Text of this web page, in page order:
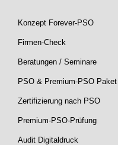
Navigation
überspringen
Konzept Forever-PSO
Firmen-Check
Beratungen / Seminare
PSO & Premium-PSO Paket
Zertifizierung nach PSO
Premium-PSO-Prüfung
Audit Digitaldruck